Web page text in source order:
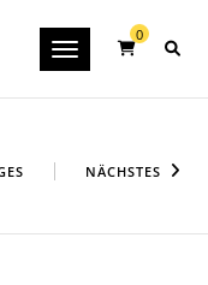
Toggle navigation
0
NÄCHSTES